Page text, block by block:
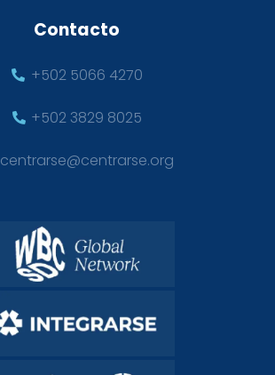
Contacto
+502 5066 4270
+502 3829 8025
centrarse@centrarse.org